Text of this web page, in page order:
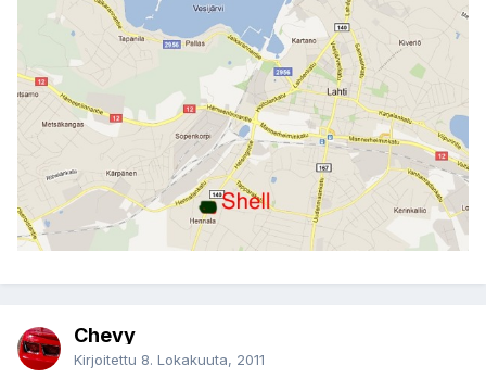
Chevy
Kirjoitettu 8. Lokakuuta, 2011